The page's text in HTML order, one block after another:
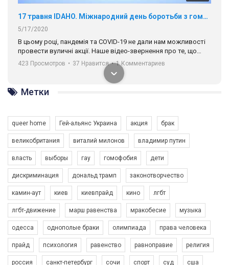
17 травня IDAHO. Міжнародний день боротьби з гомофобією трансфобією і біфобія.
5/17/2020
В цьому році, пандемія та COVІD-19 не дали нам можливості
провести вуличні акції. Наше відео-звернення про те, що
навіть коли ми у різних містах та не можемо зустрінеться, ми
разом. Ми закликаємо всіх хто поділяє цінності рівності та
солідарності, приєднатися до нас. Регіональні підрозділи
ГАУ є в 16 областях України.
Разом наш голос лунає гучніше!
423 Просмотров • 37 Нравится • 1 Комментариев
Зупинимо насильство проти ЛГБТ в Україні! Stop violence against LGBT in Ukraine!
6/30/2017
Емоційний та вражаючий промо-ролік на конкурс PACT, який
представляє програму "Гей-альянс Україна" з протидії
насильству проти ЛГБТ в Україні.
1.9K Просмотров • 226 Нравится • 5 Комментариев
Метки
queer home Гей-альянс Украина акция брак
великобритания виталий милонов владимир путин
власть выборы гау гомофобия дети
дискриминация дональд трамп законотворчество
камин-аут киев киевпрайд кино лгбт
лгбт-движение марш равенства мракобесие музыка
одесса однополые браки олимпиада права человека
прайд психология равенство равноправие религия
россия санкт-петербург сочи спорт суд сша